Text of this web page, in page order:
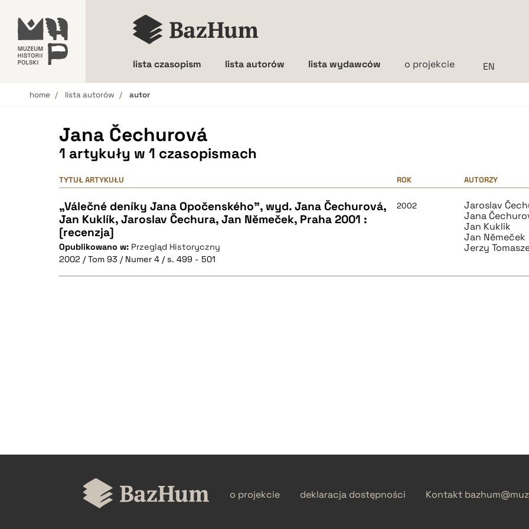
lista czasopism lista autorów lista wydawców o projekcie
home lista autorów autor
Jana Čechurová
1 artykuły w 1 czasopismach
TYTUŁ ARTYKUŁU ROK AUTORZY
„Válečné deníky Jana Opočenského”, wyd. Jana Čechurová,
Jan Kuklík, Jaroslav Čechura, Jan Němeček, Praha 2001 :
[recenzja]
Opublikowano w: Przegląd Historyczny
2002 / Tom 93 / Numer 4 / s. 499 - 501
2002
Jaroslav
Jana
Jan Kuklik
Jan Němeček
Jerzy
o projekcie deklaracja dostępności Kontakt